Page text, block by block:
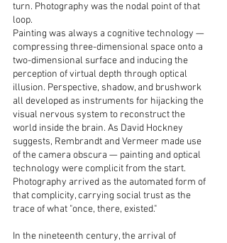
turn. Photography was the nodal point of that
loop.
Painting was always a cognitive technology —
compressing three-dimensional space onto a
two-dimensional surface and inducing the
perception of virtual depth through optical
illusion. Perspective, shadow, and brushwork
all developed as instruments for hijacking the
visual nervous system to reconstruct the
world inside the brain. As David Hockney
suggests, Rembrandt and Vermeer made use
of the camera obscura — painting and optical
technology were complicit from the start.
Photography arrived as the automated form of
that complicity, carrying social trust as the
trace of what "once, there, existed."
In the nineteenth century, the arrival of